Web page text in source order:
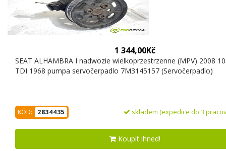
1 344,00Kč
SEAT ALHAMBRA I nadwozie wielkoprzestrzenne (MPV) 2008
TDI 1968 pumpa servočerpadlo 7M3145157 (Servočerpadlo)
KÓD: 2834435 skladem (expedice do 3
Koupit ihned!